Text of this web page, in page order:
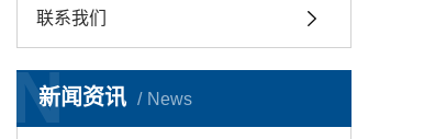
联系我们
新闻资讯 News
N